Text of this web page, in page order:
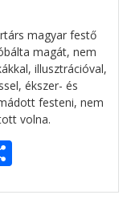
magyar festő
magát, nem
illusztrációval,
ékszer- és
festeni, nem
volna.